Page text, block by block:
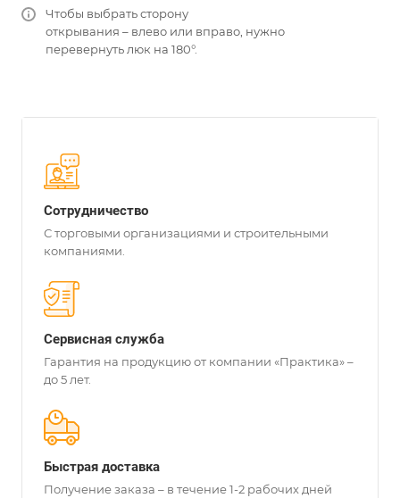
Чтобы выбрать сторону
открывания – влево или вправо, нужно
перевернуть люк на 180°.
Сотрудничество
С торговыми организациями и строительными
компаниями.
Сервисная служба
Гарантия на продукцию от компании «Практика» –
до 5 лет.
Быстрая доставка
Получение заказа – в течение 1-2 рабочих дней